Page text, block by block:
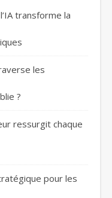
transforme la
les
?
ressurgit chaque
pour les